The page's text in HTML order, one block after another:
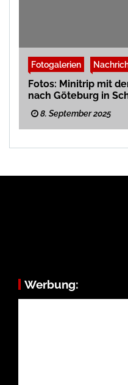
Fotogalerien
Fotos: Minitrip mit
nach Göteburg in
8. September 2025
Werbung: